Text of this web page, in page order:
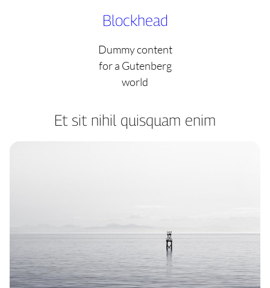
Blockhead
Dummy content
for a Gutenberg
world
Et sit nihil quisquam enim